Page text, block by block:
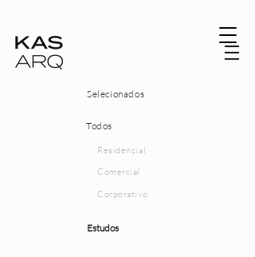
Selecionados
Todos
Residencial
Comercial
Corporativo
Estudos